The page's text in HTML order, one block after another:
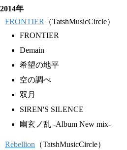
2014年
FRONTIER
（TatshMusicCircle）
FRONTIER
Demain
希望の地平
空の調べ
双月
SIREN'S SILENCE
幽玄ノ乱 -Album New mix-
Rebellion （TatshMusicCircle）